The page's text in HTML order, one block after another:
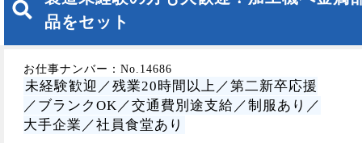
品をセット
お仕事ナンバー：No.14686
未経験歓迎／残業20時間以上／第二新卒応援
／ブランクOK／交通費別途支給／制服あり／
大手企業／社員食堂あり